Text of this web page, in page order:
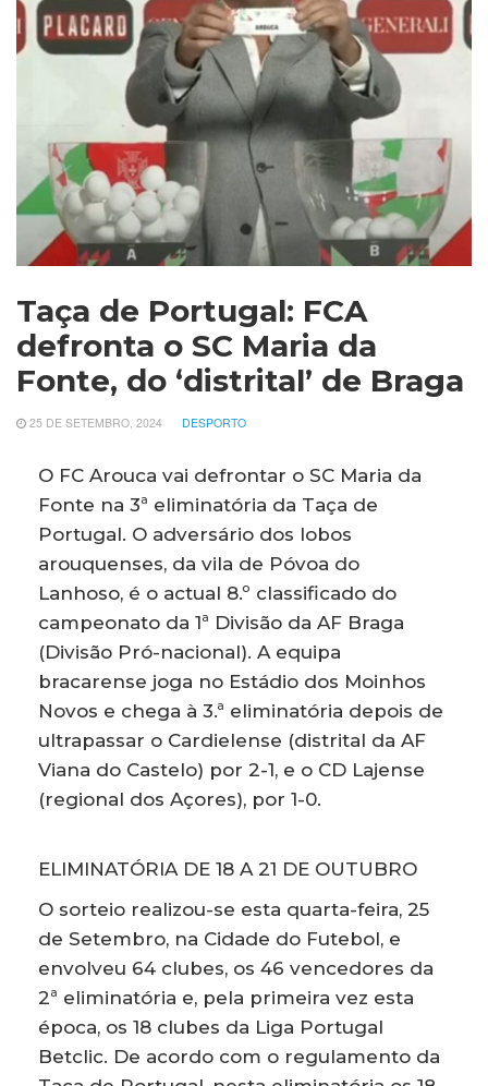
Taça de Portugal: FCA
defronta o SC Maria da
Fonte, do ‘distrital’ de Braga
25 DE SETEMBRO, 2024 DESPORTO
O FC Arouca vai defrontar o SC Maria da
Fonte na 3ª eliminatória da Taça de
Portugal. O adversário dos lobos
arouquenses, da vila de Póvoa do
Lanhoso, é o actual 8.º classificado do
campeonato da 1ª Divisão da AF Braga
(Divisão Pró-nacional). A equipa
bracarense joga no Estádio dos Moinhos
Novos e chega à 3.ª eliminatória depois de
ultrapassar o Cardielense (distrital da AF
Viana do Castelo) por 2-1, e o CD Lajense
(regional dos Açores), por 1-0.
ELIMINATÓRIA DE 18 A 21 DE OUTUBRO
O sorteio realizou-se esta quarta-feira, 25
de Setembro, na Cidade do Futebol, e
envolveu 64 clubes, os 46 vencedores da
2ª eliminatória e, pela primeira vez esta
época, os 18 clubes da Liga Portugal
Betclic. De acordo com o regulamento da